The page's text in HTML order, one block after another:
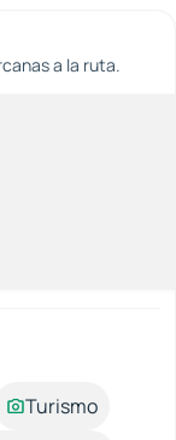
a la ruta.
Turismo